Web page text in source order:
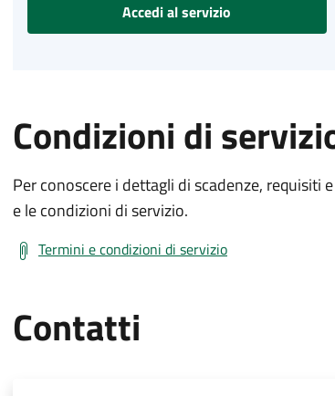
Accedi al servizio
Condizioni di
Per conoscere i dettagli di scadenze,
e le condizioni di servizio.
Termini e condizioni di servizio
Contatti